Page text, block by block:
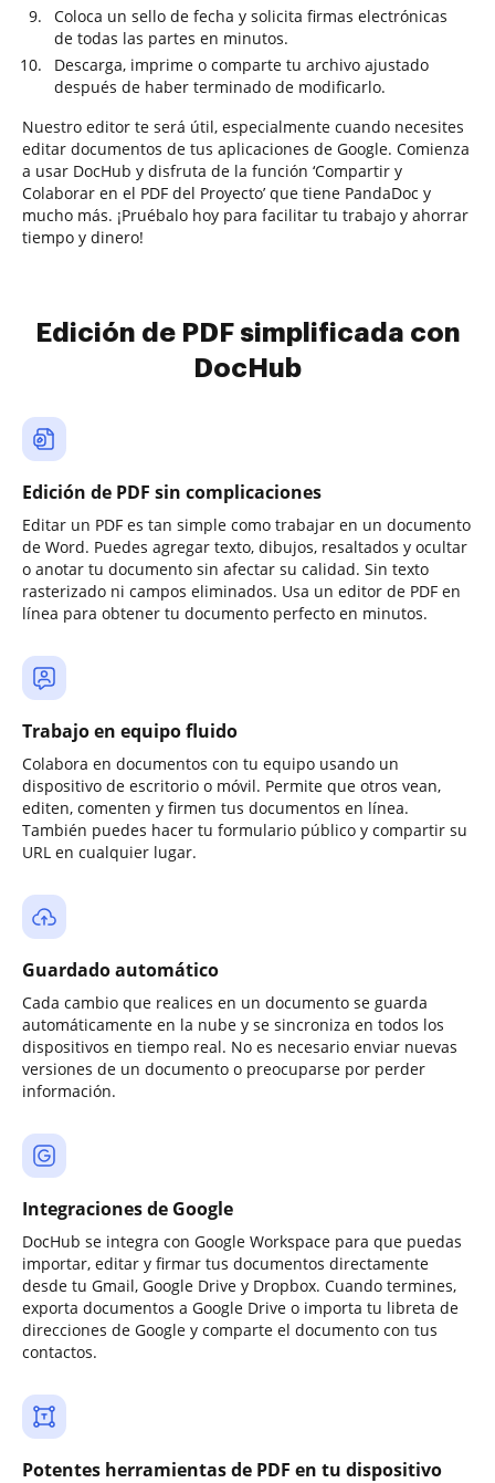
Coloca un sello de fecha y solicita firmas electrónicas
de todas las partes en minutos.
Descarga, imprime o comparte tu archivo ajustado
después de haber terminado de modificarlo.
Nuestro editor te será útil, especialmente cuando necesites
editar documentos de tus aplicaciones de Google. Comienza
a usar DocHub y disfruta de la función ‘Compartir y
Colaborar en el PDF del Proyecto’ que tiene PandaDoc y
mucho más. ¡Pruébalo hoy para facilitar tu trabajo y ahorrar
tiempo y dinero!
Edición de PDF simplificada con
DocHub
Edición de PDF sin complicaciones
Editar un PDF es tan simple como trabajar en un documento
de Word. Puedes agregar texto, dibujos, resaltados y ocultar
o anotar tu documento sin afectar su calidad. Sin texto
rasterizado ni campos eliminados. Usa un editor de PDF en
línea para obtener tu documento perfecto en minutos.
Trabajo en equipo fluido
Colabora en documentos con tu equipo usando un
dispositivo de escritorio o móvil. Permite que otros vean,
editen, comenten y firmen tus documentos en línea.
También puedes hacer tu formulario público y compartir su
URL en cualquier lugar.
Guardado automático
Cada cambio que realices en un documento se guarda
automáticamente en la nube y se sincroniza en todos los
dispositivos en tiempo real. No es necesario enviar nuevas
versiones de un documento o preocuparse por perder
información.
Integraciones de Google
DocHub se integra con Google Workspace para que puedas
importar, editar y firmar tus documentos directamente
desde tu Gmail, Google Drive y Dropbox. Cuando termines,
exporta documentos a Google Drive o importa tu libreta de
direcciones de Google y comparte el documento con tus
contactos.
Potentes herramientas de PDF en tu dispositivo